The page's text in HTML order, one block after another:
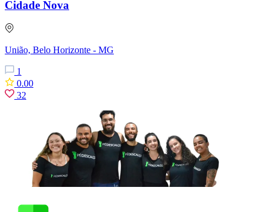
Cidade Nova
União, Belo Horizonte - MG
1
0.00
32